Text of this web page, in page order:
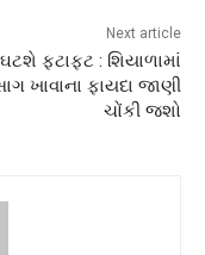
Next article
ફટાફટ : શિયાળામાં
ખાવાના ફાયદા જાણી
ચોંકી જશો